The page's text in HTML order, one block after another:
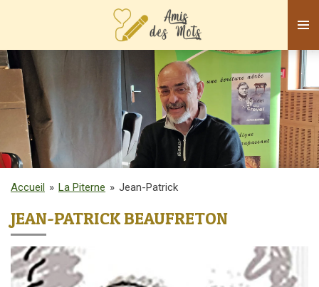
contenu
principal
Accueil » La Piterne » Jean-Patrick
JEAN-PATRICK BEAUFRETON